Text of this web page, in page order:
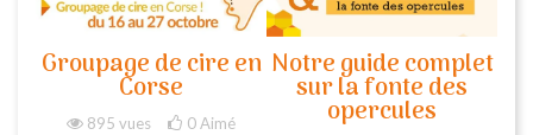
Groupage de cire en
Corse
895 vues 0Aimé
Notre guide complet
sur la fonte des
opercules